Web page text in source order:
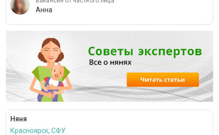
Анна
Няня
Красноярск, СФУ